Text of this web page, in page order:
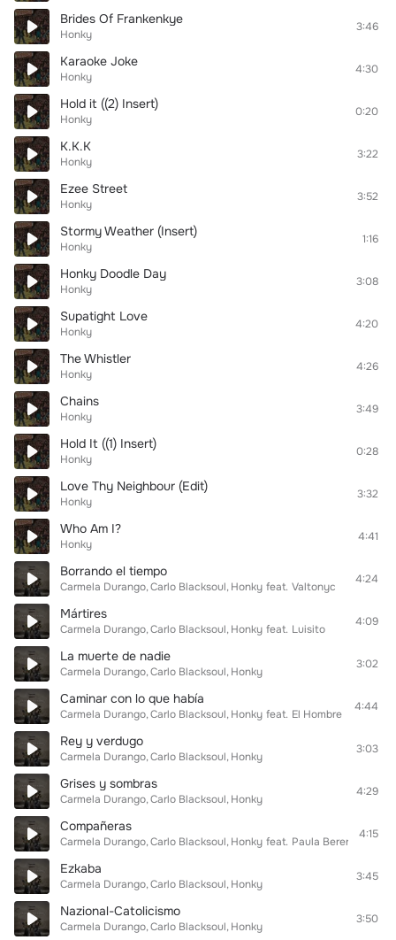
Brides Of Frankenkye
Honky
3:46
Karaoke Joke
Honky
4:30
Hold it ((2) Insert)
Honky
0:20
K.K.K
Honky
3:22
Ezee Street
Honky
3:52
Stormy Weather (Insert)
Honky
1:16
Honky Doodle Day
Honky
3:08
Supatight Love
Honky
4:20
The Whistler
Honky
4:26
Chains
Honky
3:49
Hold It ((1) Insert)
Honky
0:28
Love Thy Neighbour (Edit)
Honky
3:32
Who Am I?
Honky
4:41
Borrando el tiempo
Carmela Durango Carlo Blacksoul Honky feat. Valtonyc
4:24
Mártires
Carmela Durango Carlo Blacksoul Honky feat. Luisito
4:09
La muerte de nadie
Carmela Durango Carlo Blacksoul Honky
3:02
Caminar con lo que había
Carmela Durango Carlo Blacksoul Honky feat. El Hombre Viento
4:44
Rey y verdugo
Carmela Durango Carlo Blacksoul Honky
3:03
Grises y sombras
Carmela Durango Carlo Blacksoul Honky
4:29
Compañeras
Carmela Durango Carlo Blacksoul Honky feat. Paula Berenguer
4:15
Ezkaba
Carmela Durango Carlo Blacksoul Honky
3:45
Nazional-Catolicismo
Carmela Durango Carlo Blacksoul Honky
3:50